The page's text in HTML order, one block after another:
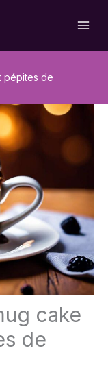
pépites de
cake
de